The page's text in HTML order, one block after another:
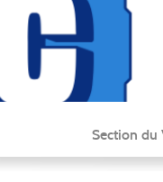
Section du